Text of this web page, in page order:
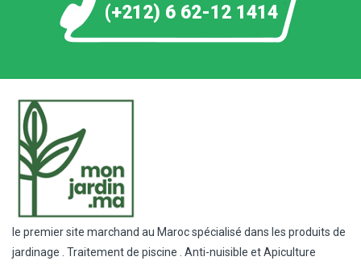
(+212) 6 62-12 1414
le premier site marchand au Maroc spécialisé dans les produits de
jardinage . Traitement de piscine . Anti-nuisible et Apiculture